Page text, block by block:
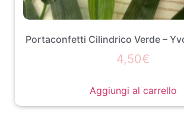
Portaconfetti Cilindrico Verde –
4,50€
Aggiungi al carrello